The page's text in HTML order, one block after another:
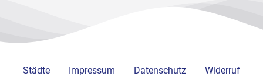
Städte Impressum Datenschutz Widerruf